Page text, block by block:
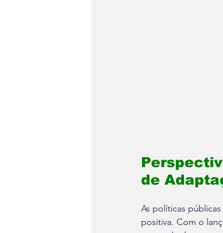
de
As políticas
positiva. Com o